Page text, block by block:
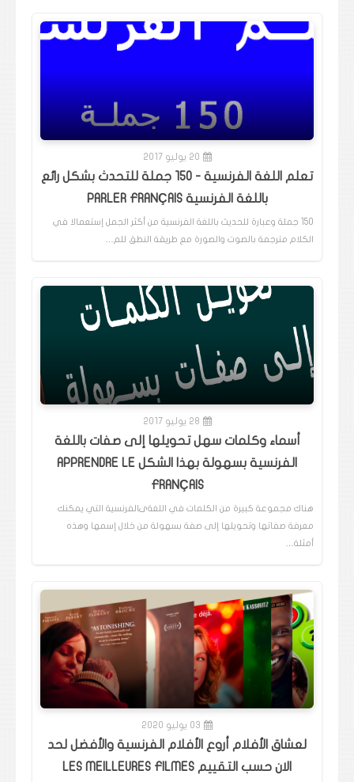
20 يوليو 2017
تعلم اللغة الفرنسية - 150 جملة للتحدث بشكل رائع
باللغة الفرنسية PARLER FRANÇAIS
150 جملة وعبارة للحديث باللغة الفرنسية من أكثر الجمل إستعمالا في
الكلام مترجمة بالصوت والصورة مع طريقة النطق للم…
28 يوليو 2017
أسماء وكلمات سهل تحويلها إلى صفات باللغة
الفرنسية بسهولة بهذا الشكل APPRENDRE LE
FRANÇAIS
هناك مجموعة كبيرة من الكلمات في اللغةىالفرنسية التي يمكنك
معرفة صفاتها وتحويلها إلى صفة بسهولة من خلال إسمها وهذه
أمثلة…
03 يوليو 2020
لعشاق الأفلام أروع الأفلام الفرنسية والأفضل لحد
الان حسب التقييم LES MEILLEURES FILMES